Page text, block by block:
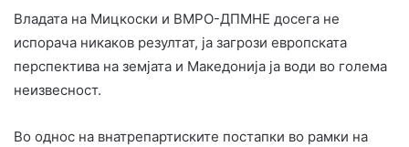
Владата на Мицкоски и ВМРО-ДПМНЕ досега не
испорача никаков резултат, ја загрози европската
перспектива на земјата и Македонија ја води во голема
неизвесност.
Во однос на внатрепартиските постапки во рамки на